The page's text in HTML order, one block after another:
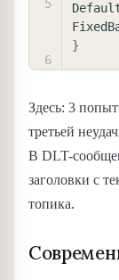
}
Здесь: 3
третьей
В DLT-
заголовки с
топика.